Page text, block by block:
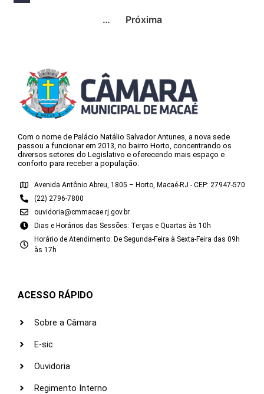
… Próxima
Com o nome de Palácio Natálio Salvador Antunes, a nova sede
passou a funcionar em 2013, no bairro Horto, concentrando os
diversos setores do Legislativo e oferecendo mais espaço e
conforto para receber a população.
Avenida Antônio Abreu, 1805 – Horto, Macaé-RJ - CEP: 27947-570
(22) 2796-7800
ouvidoria@cmmacae.rj.gov.br
Dias e Horários das Sessões: Terças e Quartas às 10h
Horário de Atendimento: De Segunda-Feira à Sexta-Feira das 09h
às 17h
ACESSO RÁPIDO
Sobre a Câmara
E-sic
Ouvidoria
Regimento Interno